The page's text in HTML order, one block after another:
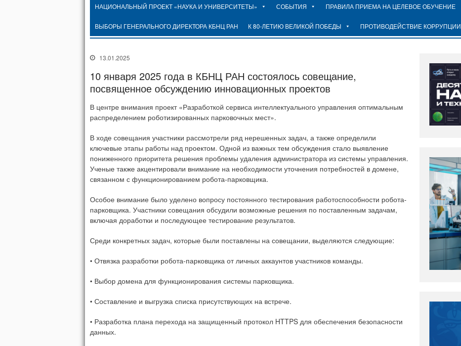
НАЦИОНАЛЬНЫЙ ПРОЕКТ «НАУКА И УНИВЕРСИТЕТЫ» СОБЫТИЯ ПРАВИЛА ПРИЕМА НА ЦЕЛЕВОЕ ОБУЧЕНИЕ
ВЫБОРЫ ГЕНЕРАЛЬНОГО ДИРЕКТОРА КБНЦ РАН К 80-ЛЕТИЮ ВЕЛИКОЙ ПОБЕДЫ ПРОТИВОДЕЙСТВИЕ КОРРУПЦИИ
13.01.2025
10 января 2025 года в КБНЦ РАН состоялось совещание,
посвященное обсуждению инновационных проектов
В центре внимания проект «Разработкой сервиса интеллектуального управления оптимальным
распределением роботизированных парковочных мест».
В ходе совещания участники рассмотрели ряд нерешенных задач, а также определили
ключевые этапы работы над проектом. Одной из важных тем обсуждения стало выявление
пониженного приоритета решения проблемы удаления администратора из системы управления.
Ученые также акцентировали внимание на необходимости уточнения потребностей в домене,
связанном с функционированием робота-парковщика.
Особое внимание было уделено вопросу постоянного тестирования работоспособности робота-
парковщика. Участники совещания обсудили возможные решения по поставленным задачам,
включая доработки и последующее тестирование результатов.
Среди конкретных задач, которые были поставлены на совещании, выделяются следующие:
• Отвязка разработки робота-парковщика от личных аккаунтов участников команды.
• Выбор домена для функционирования системы парковщика.
• Составление и выгрузка списка присутствующих на встрече.
• Разработка плана перехода на защищенный протокол HTTPS для обеспечения безопасности
данных.